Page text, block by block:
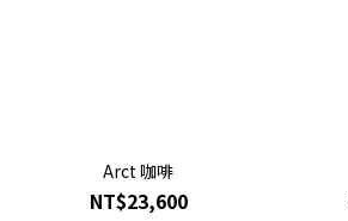
Arct 咖啡
NT$23,600